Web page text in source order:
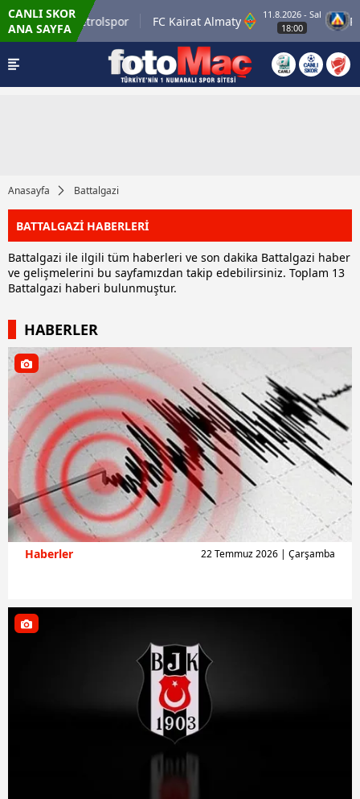
CANLI SKOR
ANA SAYFA
Batman Petrolspor FC Kairat Almaty
11.8.2026 - Sal
PFC
Anasayfa Battalgazi
BATTALGAZİ HABERLERİ
Battalgazi ile ilgili tüm haberleri ve son dakika Battalgazi haber
ve gelişmelerini bu sayfamızdan takip edebilirsiniz. Toplam 13
Battalgazi haberi bulunmuştur.
HABERLER
Haberler 22 Temmuz 2026 | Çarşamba